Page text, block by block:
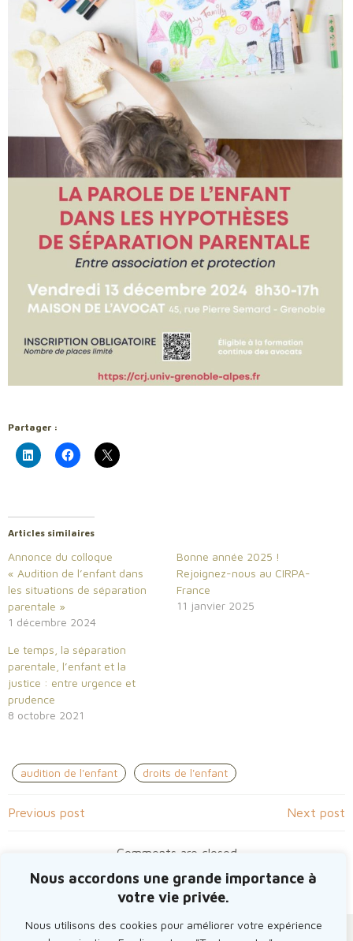
Nous accordons une grande importance à
votre vie privée.
Nous utilisons des cookies pour améliorer votre expérience
Partager :
Articles similaires
Annonce du colloque
« Audition de l’enfant dans
les situations de séparation
parentale »
1 décembre 2024
Bonne année 2025 !
Rejoignez-nous au CIRPA-
France
11 janvier 2025
Le temps, la séparation
parentale, l’enfant et la
justice : entre urgence et
prudence
8 octobre 2021
audition de l'enfant droits de l'enfant
Navigation
l’article
Previous post
Navigation
de
l’article
Next post
Comments are closed